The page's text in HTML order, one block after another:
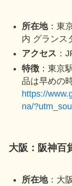
所在地：東
内 グランス
アクセス ：
特徴：東京
品は早めの
https://
na/
大阪：阪神百
所在地：大